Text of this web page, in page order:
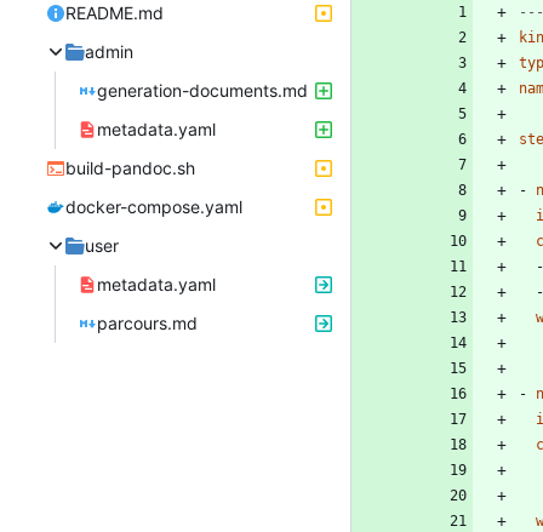
README.md
admin
generation-documents.md
metadata.yaml
build-pandoc.sh
docker-compose.yaml
user
metadata.yaml
parcours.md
---
-
-